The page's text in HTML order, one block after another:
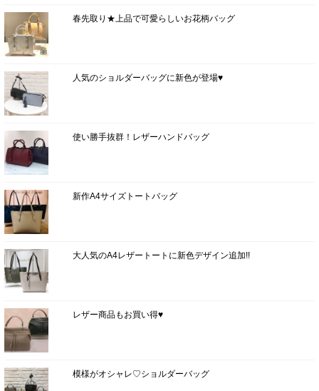
春先取り★上品で可愛らしいお花柄バッグ
人気のショルダーバッグに新色が登場♥
使い勝手抜群！レザーハンドバッグ
新作A4サイズトートバッグ
大人気のA4レザートートに新色デザイン追加!!
レザー商品もお買い得♥
模様がオシャレ♡ショルダーバッグ